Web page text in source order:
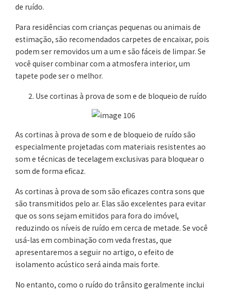
de ruído.
Para residências com crianças pequenas ou animais de
estimação, são recomendados carpetes de encaixar, pois
podem ser removidos um a um e são fáceis de limpar. Se
você quiser combinar com a atmosfera interior, um
tapete pode ser o melhor.
Use cortinas à prova de som e de bloqueio de ruído
As cortinas à prova de som e de bloqueio de ruído são
especialmente projetadas com materiais resistentes ao
som e técnicas de tecelagem exclusivas para bloquear o
som de forma eficaz.
As cortinas à prova de som são eficazes contra sons que
são transmitidos pelo ar. Elas são excelentes para evitar
que os sons sejam emitidos para fora do imóvel,
reduzindo os níveis de ruído em cerca de metade. Se você
usá-las em combinação com veda frestas, que
apresentaremos a seguir no artigo, o efeito de
isolamento acústico será ainda mais forte.
No entanto, como o ruído do trânsito geralmente inclui